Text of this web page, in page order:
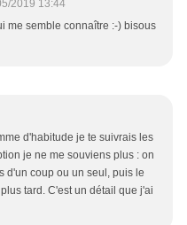
2019 13:44
me semble connaître :-) bisous
d'habitude je te suivrais les
je ne me souviens plus : on
d'un coup ou un seul, puis le
tard. C'est un détail que j'ai